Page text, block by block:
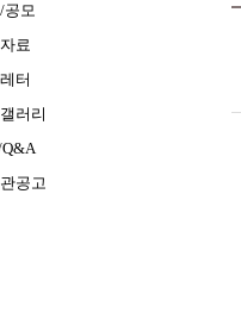
공모
료
터
러리
Q&A
공고